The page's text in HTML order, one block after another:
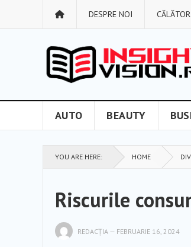
DESPRE NOI
AUTO BEAUTY
YOU ARE HERE: HOME
Riscurile
REDACȚIA — FEBRUARIE 16, 2024